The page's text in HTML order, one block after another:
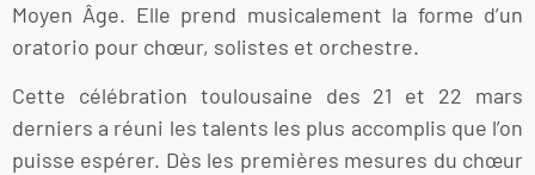
Moyen Âge. Elle prend musicalement la forme d’un
oratorio pour chœur, solistes et orchestre.
Cette célébration toulousaine des 21 et 22 mars
derniers a réuni les talents les plus accomplis que l’on
puisse espérer. Dès les premières mesures du chœur